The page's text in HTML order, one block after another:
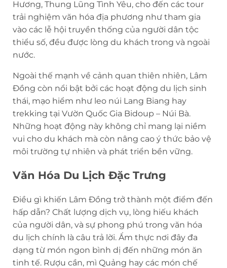
Hương, Thung Lũng Tình Yêu, cho đến các tour
trải nghiệm văn hóa địa phương như tham gia
vào các lễ hội truyền thống của người dân tộc
thiểu số, đều được lòng du khách trong và ngoài
nước.
Ngoài thế mạnh về cảnh quan thiên nhiên, Lâm
Đồng còn nổi bật bởi các hoạt động du lịch sinh
thái, mạo hiểm như leo núi Lang Biang hay
trekking tại Vườn Quốc Gia Bidoup – Núi Bà.
Những hoạt động này không chỉ mang lại niềm
vui cho du khách mà còn nâng cao ý thức bảo vệ
môi trường tự nhiên và phát triển bền vững.
Văn Hóa Du Lịch Đặc Trưng
Điều gì khiến Lâm Đồng trở thành một điểm đến
hấp dẫn? Chất lượng dịch vụ, lòng hiếu khách
của người dân, và sự phong phú trong văn hóa
du lịch chính là câu trả lời. Ẩm thực nơi đây đa
dạng từ món ngon bình dị đến những món ăn
tinh tế. Rượu cần, mì Quảng hay các món chế